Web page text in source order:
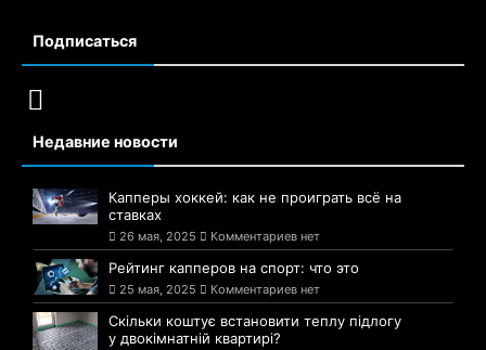
Подписаться
Недавние новости
Капперы хоккей: как не проиграть всё на
ставках
26 мая, 2025 Комментариев нет
Рейтинг капперов на спорт: что это
25 мая, 2025 Комментариев нет
Скільки коштує встановити теплу підлогу
у двокімнатній квартирі?